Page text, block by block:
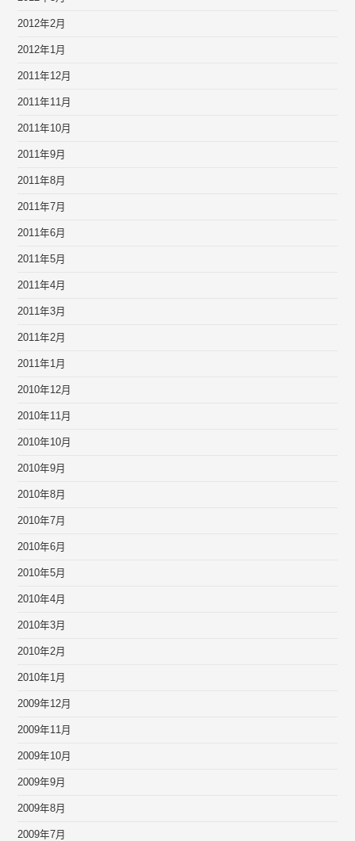
2012年2月
2012年1月
2011年12月
2011年11月
2011年10月
2011年9月
2011年8月
2011年7月
2011年6月
2011年5月
2011年4月
2011年3月
2011年2月
2011年1月
2010年12月
2010年11月
2010年10月
2010年9月
2010年8月
2010年7月
2010年6月
2010年5月
2010年4月
2010年3月
2010年2月
2010年1月
2009年12月
2009年11月
2009年10月
2009年9月
2009年8月
2009年7月